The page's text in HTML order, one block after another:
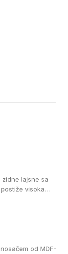
zidne lajsne sa
visoka
od MDF-